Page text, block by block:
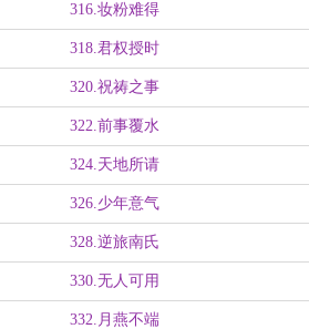
316.妆粉难得
318.君权授时
320.祝祷之事
322.前事覆水
324.天地所请
326.少年意气
328.逆旅南氏
330.无人可用
332.月燕不端